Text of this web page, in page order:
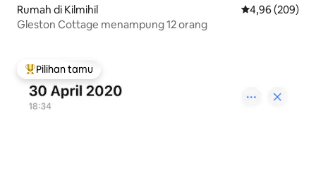
Rumah di Kilmihil Nilai rata-rata
4,96 (209)
Gleston Cottage menampung 12 orang
Pilihan tamu terpopuler
Pilihan tamu